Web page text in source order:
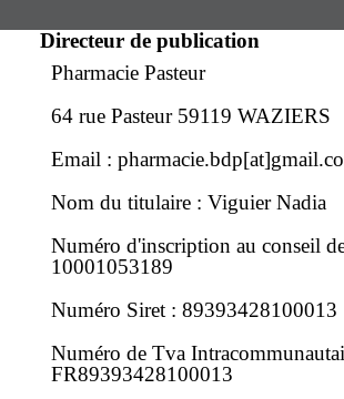
Directeur de publication
Pharmacie Pasteur
64 rue Pasteur 59119 WAZIERS
Email :
Nom du titulaire : Viguier Nadia
Numéro d'inscription au conseil
10001053189
Numéro Siret : 89393428100013
Numéro de Tva
FR89393428100013